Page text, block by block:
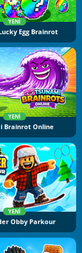
YENI
Egg Brainrot
YENI
Brainrot Online
YENI
Obby Parkour